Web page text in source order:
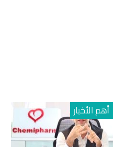
أهم الأخبار